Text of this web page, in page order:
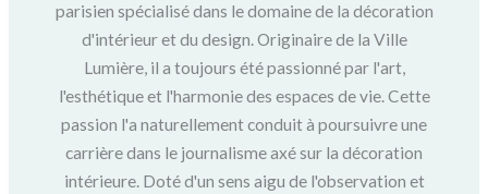
parisien spécialisé dans le domaine de la décoration
d'intérieur et du design. Originaire de la Ville
Lumière, il a toujours été passionné par l'art,
l'esthétique et l'harmonie des espaces de vie. Cette
passion l'a naturellement conduit à poursuivre une
carrière dans le journalisme axé sur la décoration
intérieure. Doté d'un sens aigu de l'observation et